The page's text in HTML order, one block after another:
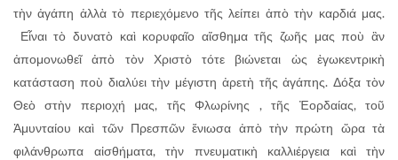
τὴν ἀγάπη ἀλλὰ τὸ περιεχόμενο τῆς λείπει ἀπὸ τὴν καρδιά μας.
Εἶναι τὸ δυνατὸ καὶ κορυφαῖο αἴσθημα τῆς ζωῆς μας ποὺ ἂν
ἀπομονωθεῖ ἀπὸ τὸν Χριστὸ τότε βιώνεται ὡς ἐγωκεντρικὴ
κατάσταση ποὺ διαλύει τὴν μέγιστη ἀρετὴ τῆς ἀγάπης. Δόξα τὸν
Θεὸ στὴν περιοχή μας, τῆς Φλωρίνης , τῆς Ἐορδαίας, τοῦ
Ἀμυνταίου καὶ τῶν Πρεσπῶν ἔνιωσα ἀπὸ τὴν πρώτη ὥρα τὰ
φιλάνθρωπα αἰσθήματα, τὴν πνευματικὴ καλλιέργεια καὶ τὴν